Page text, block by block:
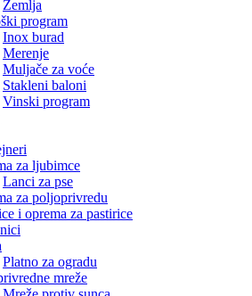
Zemlja
program
Inox burad
Merenje
Muljače za voće
Stakleni baloni
Vinski program
za ljubimce
Lanci za pse
za poljoprivredu
i oprema za pastirice
Platno za ogradu
mreže